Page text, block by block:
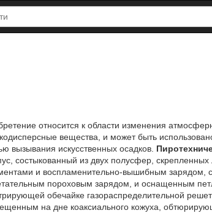
относится к области изменения
вещества, и может быть
вызывания искусственных осадков.
состыкованный из двух полусфер,
и воспламенительно-вышибным зарядом,
пороховым зарядом, и оснащенным
обечайке газораспределительной
на дне коаксиального кожуха,